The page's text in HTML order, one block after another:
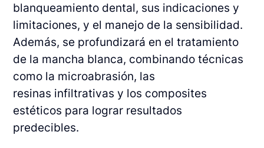
blanqueamiento dental, sus indicaciones y
limitaciones, y el manejo de la sensibilidad.
Además, se profundizará en eltratamiento
de la mancha blanca, combinando técnicas
como la microabrasión, las
resinas infiltrativas y los composites
estéticos para lograr resultados
predecibles.